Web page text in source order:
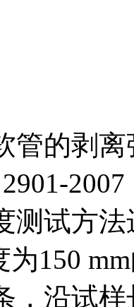
管的剥
测试方
为150
，沿试